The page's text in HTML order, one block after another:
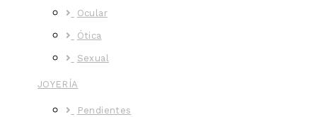
Ocular
Ótica
Sexual
JOYERÍA
Pendientes